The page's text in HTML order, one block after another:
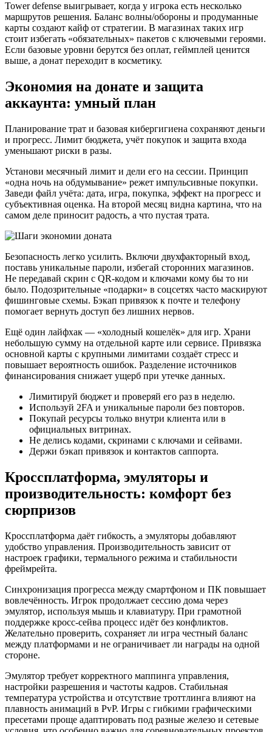
Tower defense выигрывает, когда у игрока есть несколько
маршрутов решения. Баланс волны/обороны и продуманные
карты создают кайф от стратегии. В магазинах таких игр
стоит избегать «обязательных» пакетов с ключевыми героями.
Если базовые уровни берутся без оплат, геймплей ценится
выше, а донат переходит в косметику.
Экономия на донате и защита
аккаунта: умный план
Планирование трат и базовая кибергигиена сохраняют деньги
и прогресс. Лимит бюджета, учёт покупок и защита входа
уменьшают риски в разы.
Установи месячный лимит и дели его на сессии. Принцип
«одна ночь на обдумывание» режет импульсивные покупки.
Заведи файл учёта: дата, игра, покупка, эффект на прогресс и
субъективная оценка. На второй месяц видна картина, что на
самом деле приносит радость, а что пустая трата.
Безопасность легко усилить. Включи двухфакторный вход,
поставь уникальные пароли, избегай сторонних магазинов.
Не передавай скрин с QR‑кодом и ключами кому бы то ни
было. Подозрительные «подарки» в соцсетях часто маскируют
фишинговые схемы. Бэкап привязок к почте и телефону
помогает вернуть доступ без лишних нервов.
Ещё один лайфхак — «холодный кошелёк» для игр. Храни
небольшую сумму на отдельной карте или сервисе. Привязка
основной карты с крупными лимитами создаёт стресс и
повышает вероятность ошибок. Разделение источников
финансирования снижает ущерб при утечке данных.
Лимитируй бюджет и проверяй его раз в неделю.
Используй 2FA и уникальные пароли без повторов.
Покупай ресурсы только внутри клиента или в
официальных витринах.
Не делись кодами, скринами с ключами и сейвами.
Держи бэкап привязок и контактов саппорта.
Кроссплатформа, эмуляторы и
производительность: комфорт без
сюрпризов
Кроссплатформа даёт гибкость, а эмуляторы добавляют
удобство управления. Производительность зависит от
настроек графики, термального режима и стабильности
фреймрейта.
Синхронизация прогресса между смартфоном и ПК повышает
вовлечённость. Игрок продолжает сессию дома через
эмулятор, используя мышь и клавиатуру. При грамотной
поддержке кросс‑сейва процесс идёт без конфликтов.
Желательно проверить, сохраняет ли игра честный баланс
между платформами и не ограничивает ли награды на одной
стороне.
Эмулятор требует корректного маппинга управления,
настройки разрешения и частоты кадров. Стабильная
температура устройства и отсутствие троттлинга влияют на
плавность анимаций в PvP. Игры с гибкими графическими
пресетами проще адаптировать под разные железо и сетевые